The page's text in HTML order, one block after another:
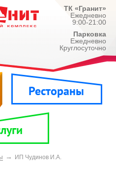
ТК «Гранит»
Ежедневно
9:00-21:00
Парковка
Ежедневно
Круглосуточно
Рестораны
→ ИП Чудинов И.А.